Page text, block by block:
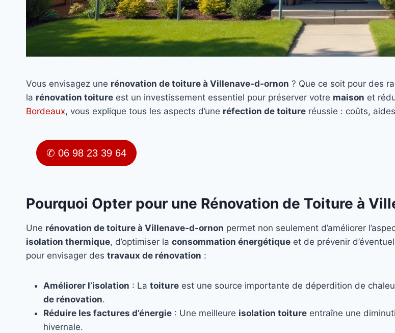
Vous envisagez une rénovation de toiture à Villenave-d-ornon ? Que ce soit pour des
la rénovation toiture est un investissement essentiel pour préserver votre maison et
Bordeaux, vous explique tous les aspects d’une réfection de toiture réussie : coûts,
✆ 06 98 23 39 64
Pourquoi Opter pour une Rénovation de Toiture à
Une rénovation de toiture à Villenave-d-ornon permet non seulement d’améliorer
isolation thermique, d’optimiser la consommation énergétique et de prévenir
pour envisager des travaux de rénovation :
Améliorer l’isolation : La toiture est une source importante de déperdition de
de rénovation.
Réduire les factures d’énergie : Une meilleure isolation toiture entraîne une
hivernale.